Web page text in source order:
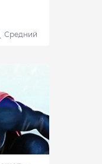
Средний